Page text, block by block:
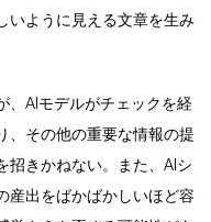
いように見える文章を生み
、AIモデルがチェックを経
、その他の重要な情報の提
招きかねない。また、AIシ
産出をばかばかしいほど容